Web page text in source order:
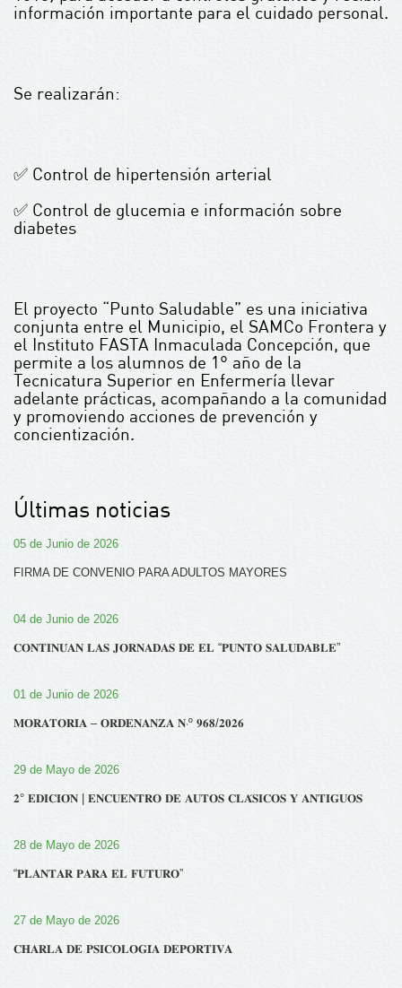
información importante para el cuidado personal.
Se realizarán:
✅ Control de hipertensión arterial
✅ Control de glucemia e información sobre
diabetes
El proyecto “Punto Saludable” es una iniciativa
conjunta entre el Municipio, el SAMCo Frontera y
el Instituto FASTA Inmaculada Concepción, que
permite a los alumnos de 1° año de la
Tecnicatura Superior en Enfermería llevar
adelante prácticas, acompañando a la comunidad
y promoviendo acciones de prevención y
concientización.
Últimas noticias
05 de Junio de 2026
FIRMA DE CONVENIO PARA ADULTOS MAYORES
04 de Junio de 2026
𝐂𝐎𝐍𝐓𝐈𝐍𝐔́𝐀𝐍 𝐋𝐀𝐒 𝐉𝐎𝐑𝐍𝐀𝐃𝐀𝐒 𝐃𝐄 𝐄𝐋 “𝐏𝐔𝐍𝐓𝐎 𝐒𝐀𝐋𝐔𝐃𝐀𝐁𝐋𝐄”
01 de Junio de 2026
𝐌𝐎𝐑𝐀𝐓𝐎𝐑𝐈𝐀 – 𝐎𝐑𝐃𝐄𝐍𝐀𝐍𝐙𝐀 𝐍‧º 𝟗𝟔𝟖/𝟐𝟎𝟐𝟔
29 de Mayo de 2026
𝟐° 𝐄𝐃𝐈𝐂𝐈𝐎́𝐍 | 𝐄𝐍𝐂𝐔𝐄𝐍𝐓𝐑𝐎 𝐃𝐄 𝐀𝐔𝐓𝐎𝐒 𝐂𝐋𝐀́𝐒𝐈𝐂𝐎𝐒 𝐘 𝐀𝐍𝐓𝐈𝐆𝐔𝐎𝐒
28 de Mayo de 2026
“𝐏𝐋𝐀𝐍𝐓𝐀𝐑 𝐏𝐀𝐑𝐀 𝐄𝐋 𝐅𝐔𝐓𝐔𝐑𝐎”
27 de Mayo de 2026
𝐂𝐇𝐀𝐑𝐋𝐀 𝐃𝐄 𝐏𝐒𝐈𝐂𝐎𝐋𝐎𝐆𝐈́𝐀 𝐃𝐄𝐏𝐎𝐑𝐓𝐈𝐕𝐀